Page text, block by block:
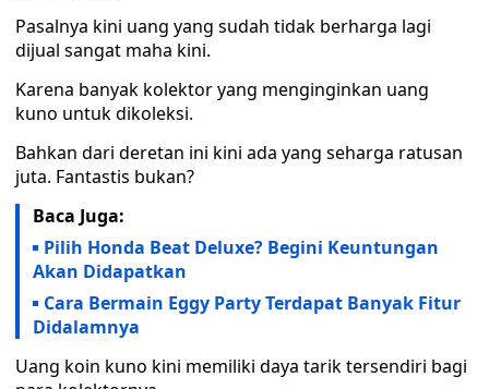
Pasalnya kini uang yang sudah tidak berharga lagi
dijual sangat maha kini.
Karena banyak kolektor yang menginginkan uang
kuno untuk dikoleksi.
Bahkan dari deretan ini kini ada yang seharga ratusan
juta. Fantastis bukan?
Baca Juga:
Pilih Honda Beat Deluxe? Begini Keuntungan
Akan Didapatkan
Cara Bermain Eggy Party Terdapat Banyak Fitur
Didalamnya
Uang koin kuno kini memiliki daya tarik tersendiri bagi